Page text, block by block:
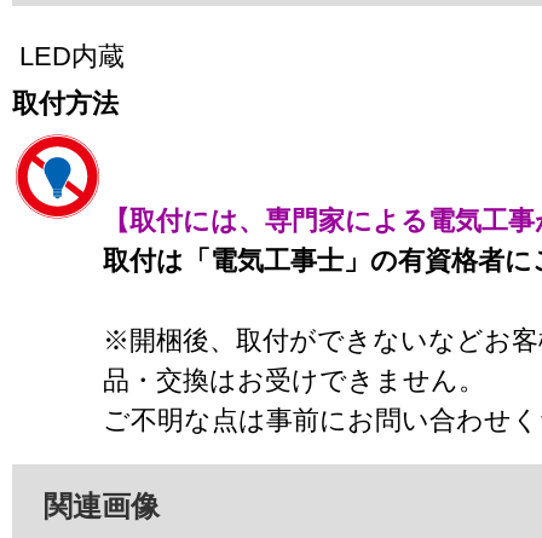
LED内蔵
取付方法
【取付には、専門家による電気工
取付は「電気工事士」の有資格者
※開梱後、取付ができないなどお
品・交換はお受けできません。
ご不明な点は事前にお問い合わせ
関連画像